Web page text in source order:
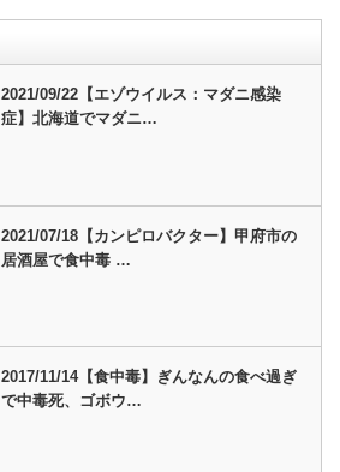
2021/09/22【エゾウイルス：マダニ感染
症】北海道でマダニ…
2021/07/18【カンピロバクター】甲府市の
居酒屋で食中毒 …
2017/11/14【食中毒】ぎんなんの食べ過ぎ
で中毒死、ゴボウ…